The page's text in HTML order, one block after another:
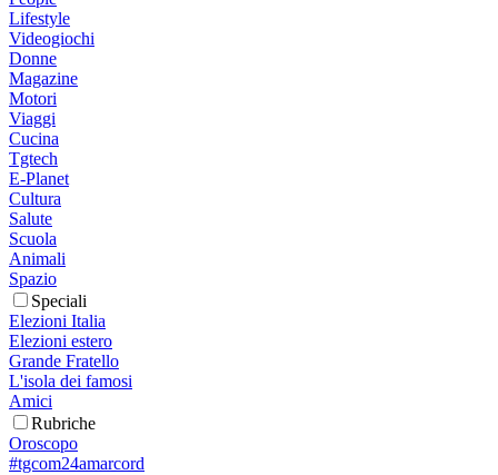
Lifestyle
Videogiochi
Donne
Magazine
Motori
Viaggi
Cucina
Tgtech
E-Planet
Cultura
Salute
Scuola
Animali
Spazio
Speciali
Elezioni Italia
Elezioni estero
Grande Fratello
L'isola dei famosi
Amici
Rubriche
Oroscopo
#tgcom24amarcord